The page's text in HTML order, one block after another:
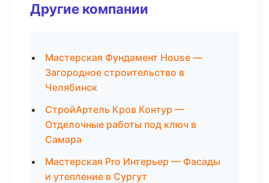
Другие компании
Мастерская Фундамент House —
Загородное строительство в
Челябинск
СтройАртель Кров Контур —
Отделочные работы под ключ в
Самара
Мастерская Pro Интерьер — Фасады
и утепление в Сургут